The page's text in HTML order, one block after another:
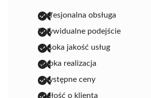
profesjonalna obsługa
indywidualne podejście
wysoka jakość usług
szybka realizacja
przystępne ceny
dbałość o klienta